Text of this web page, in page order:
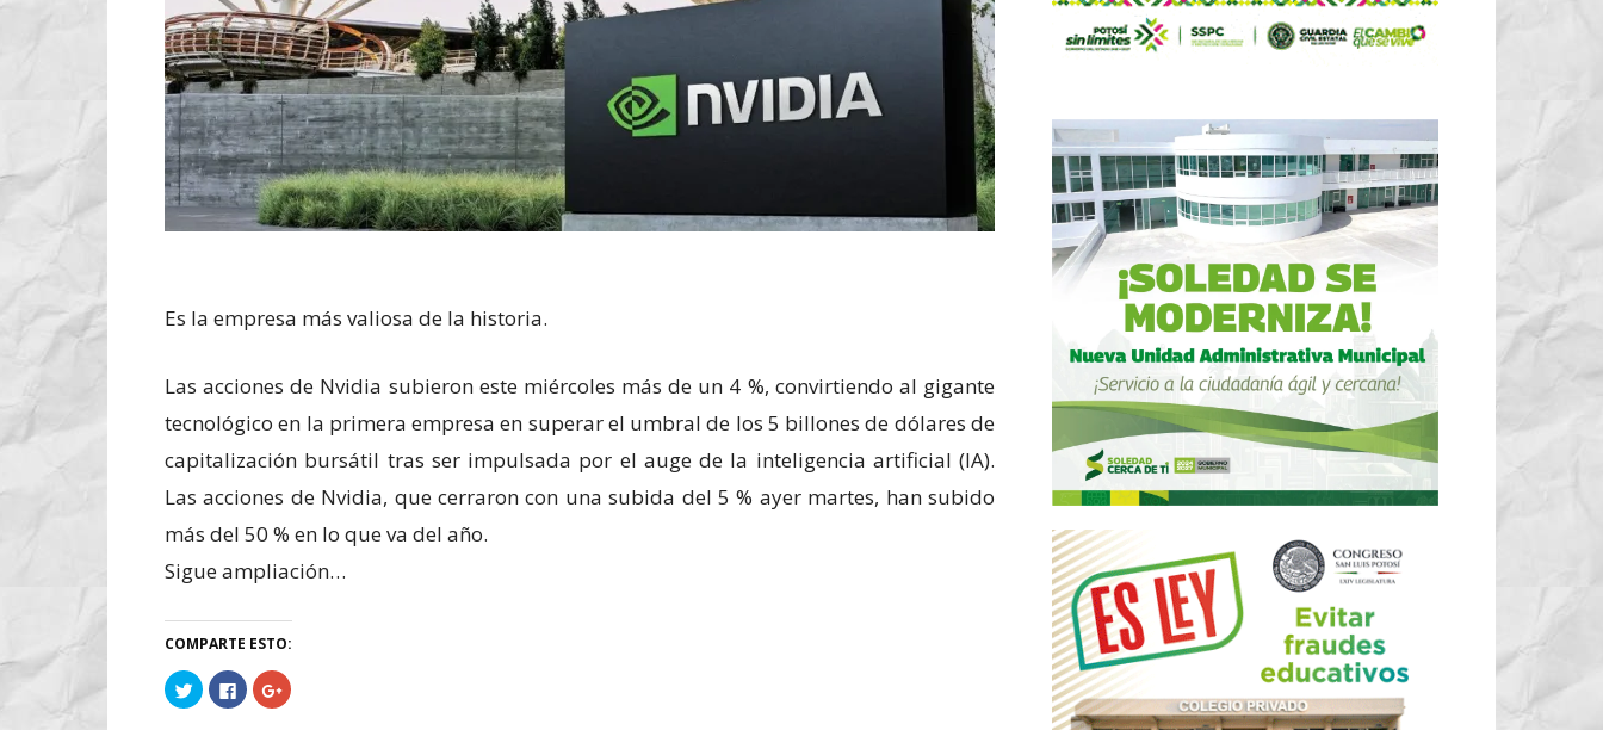
Es la empresa más valiosa de la historia.
Las acciones de Nvidia subieron este miércoles más de un 4 %, convirtiendo al gigante
tecnológico en la primera empresa en superar el umbral de los 5 billones de dólares de
capitalización bursátil tras ser impulsada por el auge de la inteligencia artificial (IA).
Las acciones de Nvidia, que cerraron con una subida del 5 % ayer martes, han subido
más del 50 % en lo que va del año.
Sigue ampliación…
COMPARTE ESTO:
Haz
clic
para
Haz
clic
para
Haz
clic